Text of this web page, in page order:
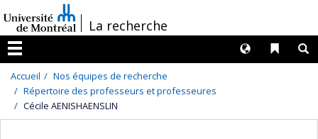
au
contenu
/La recherche
Menu
Liens
Langues
Accueil
Nos équipes de recherche
Répertoire des professeurs et professeures
Cécile AENISHAENSLIN